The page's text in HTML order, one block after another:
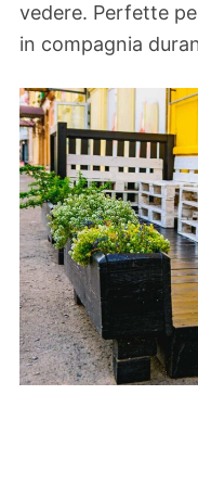
vedere. Perfette
in compagnia